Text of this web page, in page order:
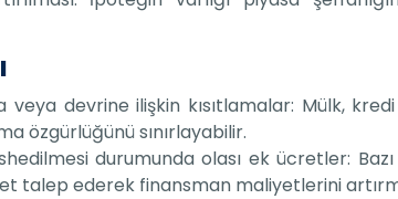
veya devrine ilişkin kısıtlamalar: Mülk,
özgürlüğünü sınırlayabilir.
durumunda olası ek ücretler:
talep ederek finansman maliyetlerini